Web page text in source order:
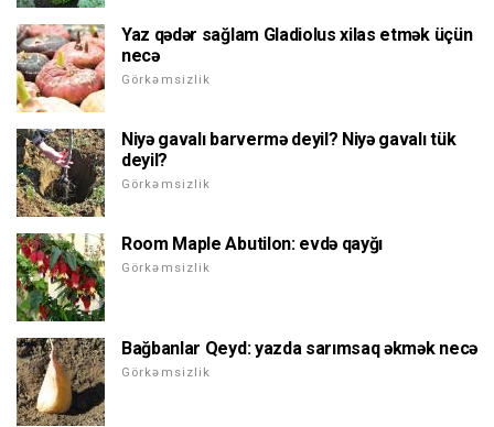
Yaz qədər sağlam Gladiolus xilas etmək üçün
necə
Görkəmsizlik
Niyə gavalı barvermə deyil? Niyə gavalı tük
deyil?
Görkəmsizlik
Room Maple Abutilon: evdə qayğı
Görkəmsizlik
Bağbanlar Qeyd: yazda sarımsaq əkmək necə
Görkəmsizlik